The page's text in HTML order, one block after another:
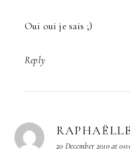
Oui oui je sais ;)
Reply
RAPHAËLLE
20 December 2010 at